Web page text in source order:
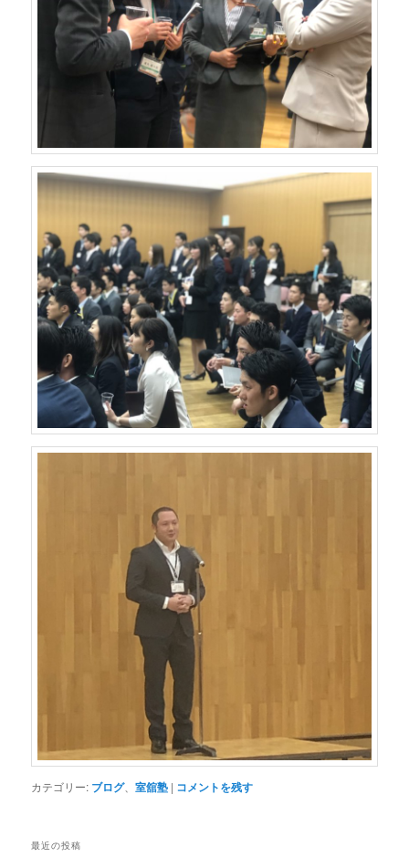
カテゴリー: ブログ、室舘塾 | コメントを残す
最近の投稿